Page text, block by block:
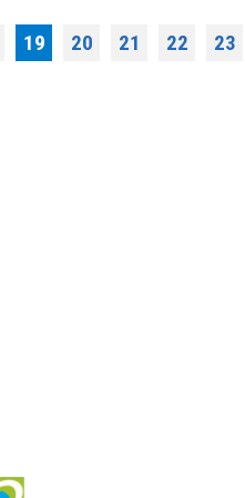
19 20 21 22 23